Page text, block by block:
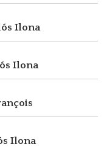
Ilona
Ilona
Ilona